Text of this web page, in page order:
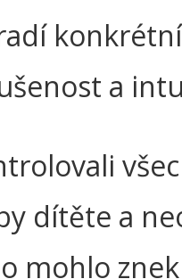
konkrétní
a
dítěte a
mohlo